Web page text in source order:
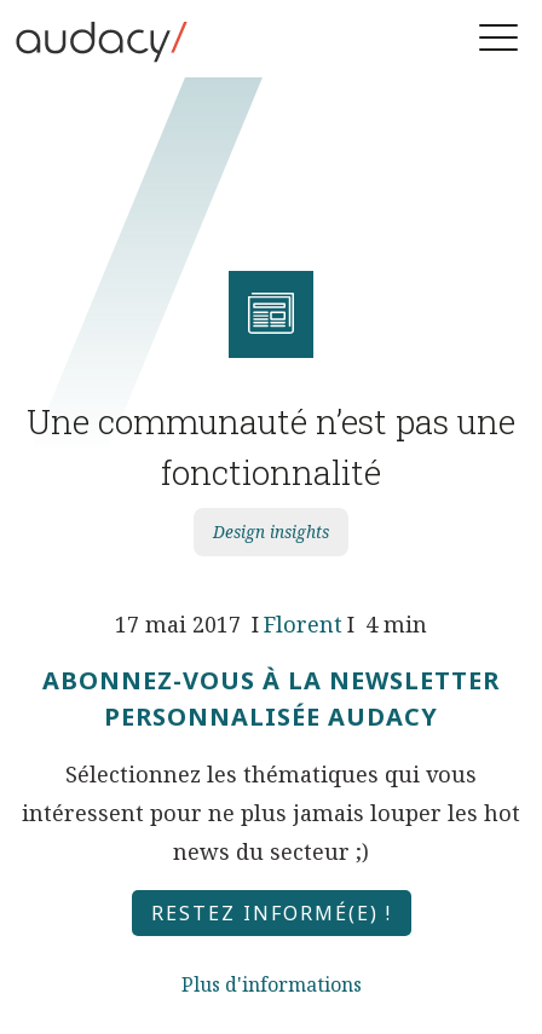
to
content
Toggle
Une communauté n’est pas une
fonctionnalité
Design insights
17 mai 2017 Florent 4 min
ABONNEZ-VOUS À LA NEWSLETTER
PERSONNALISÉE AUDACY
Sélectionnez les thématiques qui vous
intéressent pour ne plus jamais louper les hot
news du secteur ;)
RESTEZ INFORMÉ(E) !
Plus d'informations